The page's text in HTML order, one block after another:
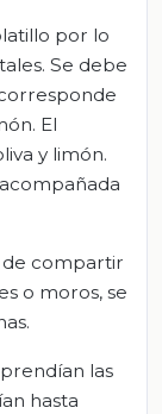
por lo
Se debe
El
y limón.
de compartir
o moros, se
las
hasta